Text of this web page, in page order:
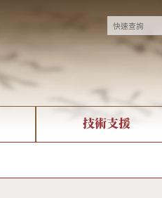
技術支援